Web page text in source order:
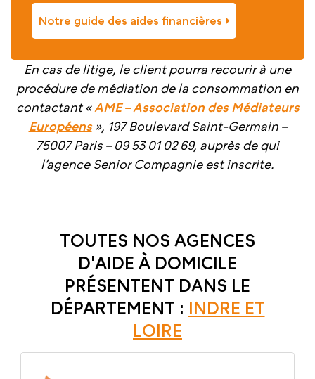
Notre guide des aides financières
En cas de litige, le client pourra recourir à une
procédure de médiation de la consommation en
contactant «AME – Association des Médiateurs
Européens», 197 Boulevard Saint-Germain –
75007 Paris – 09 53 01 02 69, auprès de qui
l’agence Senior Compagnie est inscrite.
TOUTES NOS AGENCES
D'AIDE À DOMICILE
PRÉSENTENT DANS LE
DÉPARTEMENT : INDRE ET
LOIRE